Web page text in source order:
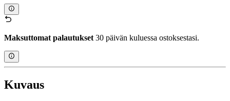
Maksuttomat palautukset30 päivän kuluessa ostoksestasi.
Kuvaus